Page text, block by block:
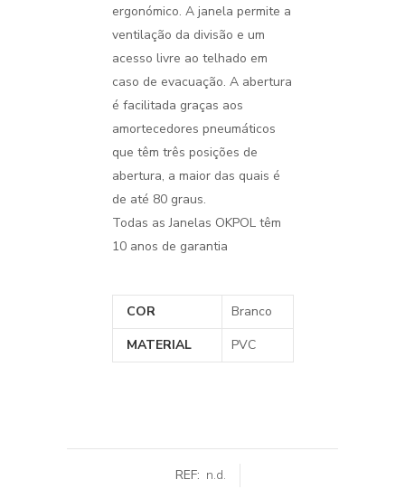
ergonómico. A janela permite a
ventilação da divisão e um
acesso livre ao telhado em
caso de evacuação. A abertura
é facilitada graças aos
amortecedores pneumáticos
que têm três posições de
abertura, a maior das quais é
de até 80 graus.
Todas as Janelas OKPOL têm
10 anos de garantia
COR
Branco
MATERIAL
PVC
REF: n.d.